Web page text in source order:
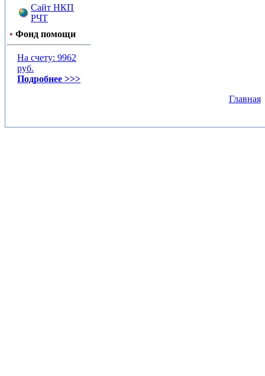
Сайт НКП
РЧТ
• Фонд помощи
На счету: 9962
руб.
Подробнее >>>
Главная